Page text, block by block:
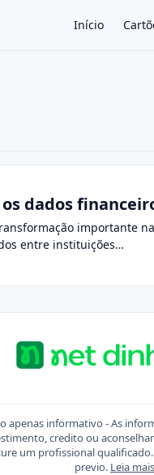
Início
dados
importante
entre instituições…
apenas informativo - As
credito ou
um profissional
previo. Leia mais